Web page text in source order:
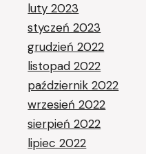
luty 2023
styczeń 2023
grudzień 2022
listopad 2022
październik 2022
wrzesień 2022
sierpień 2022
lipiec 2022